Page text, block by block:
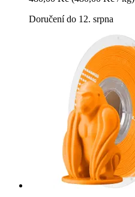
Doručení do 12. srpna